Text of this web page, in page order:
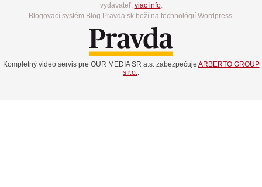
vydavateľ, viac info.
Blogovací systém Blog.Pravda.sk beží na technológií Wordpress.
Kompletný video servis pre OUR MEDIA SR a.s. zabezpečuje ARBERTO GROUP
s.r.o.